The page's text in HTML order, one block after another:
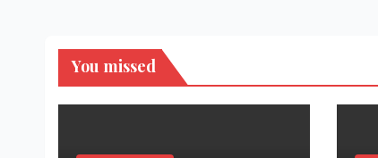
You missed